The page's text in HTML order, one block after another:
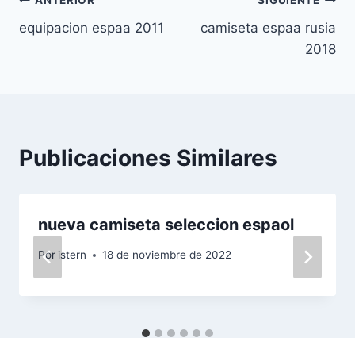
de
equipacion espaa 2011
camiseta espaa rusia
2018
Publicaciones Similares
nueva camiseta seleccion espaol
Por istern 18 de noviembre de 2022